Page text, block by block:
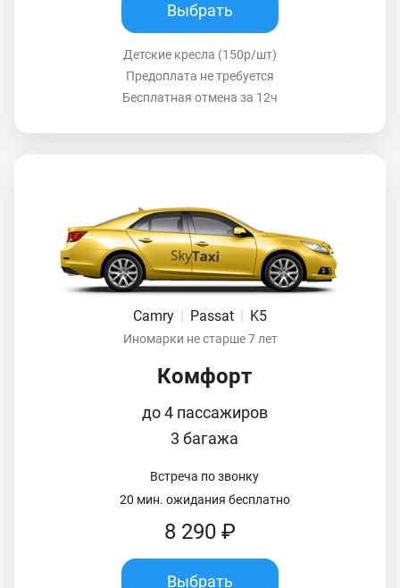
Выбрать
Детские кресла (150р/шт)
Предоплата не требуется
Бесплатная отмена за 12ч
Camry Passat K5
Иномарки не старше 7 лет
Комфорт
до 4 пассажиров
3 багажа
Встреча по звонку
20 мин. ожидания бесплатно
8 290 ₽
Выбрать